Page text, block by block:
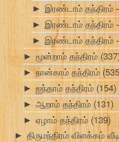
► இரண்டாம் தந்திரம்
► இரண்டாம் தந்திரம்
► இரண்டாம் தந்திரம்
► மூன்றாம் தந்திரம்
► நான்காம் தந்திரம்
► ஐந்தாம் தந்திரம் (154)
► ஆறாம் தந்திரம் (131)
► ஏழாம் தந்திரம் (139)
► திருமந்திரம் விளக்கம்